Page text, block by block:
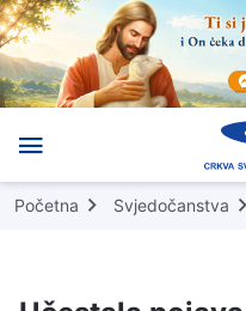
Početna Svjedočanstva